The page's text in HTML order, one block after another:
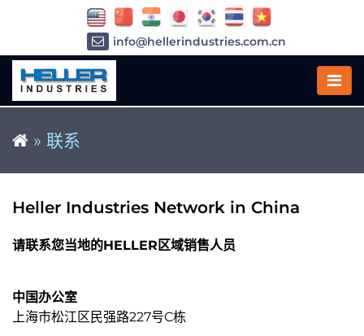
» 联系
Heller Industries Network in China
请联系您当地的HELLER区域销售人员
中国办公室
上海市松江区民强路227号C栋
info@hellerindustries.com.cn